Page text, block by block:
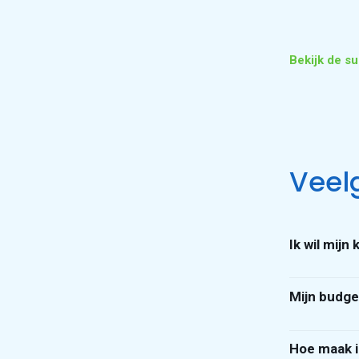
Bekijk de
Ik wil mijn
het proces
Mijn
Hoe maak